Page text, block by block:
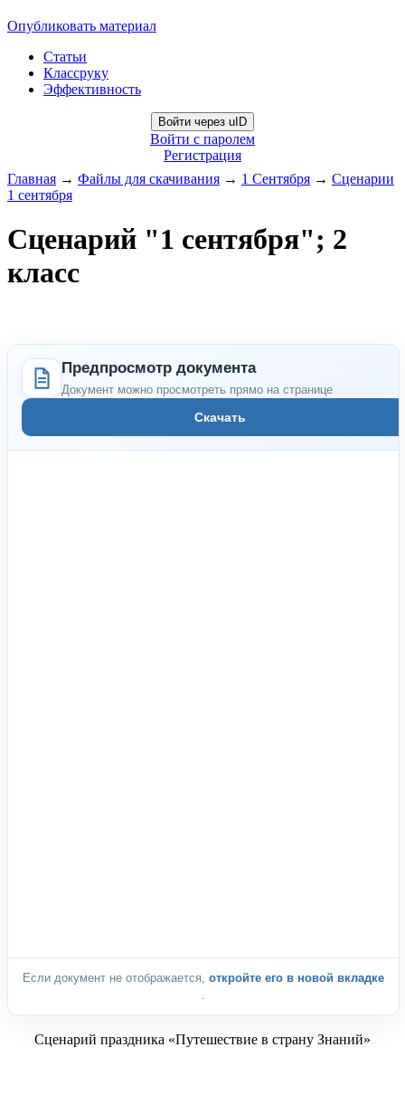
Опубликовать материал
Статьи
Классруку
Эффективность
Войти через uID
Войти с паролем
Регистрация
Главная → Файлы для скачивания → 1 Сентября → Сценарии
1 сентября
Сценарий "1 сентября"; 2
класс
Предпросмотр документа
Документ можно просмотреть прямо на странице
Скачать
Если документ не отображается, откройте его в новой вкладке
Сценарий праздника «Путешествие в страну Знаний»